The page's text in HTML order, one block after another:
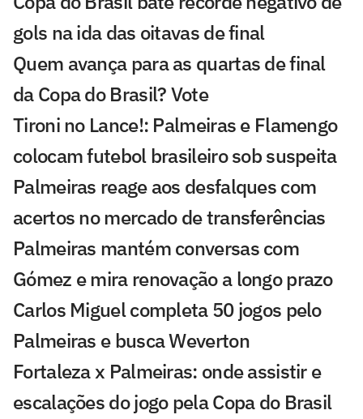
gols na ida das oitavas de final
Quem avança para as quartas de final
da Copa do Brasil? Vote
Tironi no Lance!: Palmeiras e Flamengo
colocam futebol brasileiro sob suspeita
Palmeiras reage aos desfalques com
acertos no mercado de transferências
Palmeiras mantém conversas com
Gómez e mira renovação a longo prazo
Carlos Miguel completa 50 jogos pelo
Palmeiras e busca Weverton
Fortaleza x Palmeiras: onde assistir e
escalações do jogo pela Copa do Brasil